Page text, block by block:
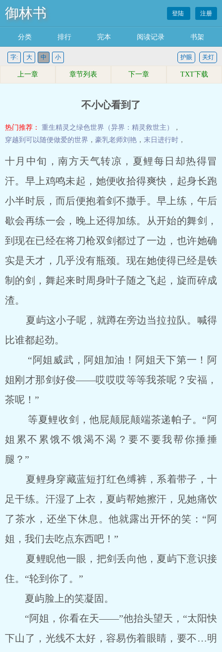
御林书 登陆 注册
分类 排行 完本 阅读记录 书架
字: 大 中 小 关灯
护眼
上一章 章节列表 下一章 TXT下载
不小心看到了
热门推荐： 重生精灵之绿色世界（异界：精灵救世主）
，
穿越到可以随便做爱的世界 ， 豪乳老师刘艳 ， 末日进行时 ，
十月中旬，南方天气转凉，夏鲤每日却热得冒
汗。早上鸡鸣未起，她便收拾得爽快，起身长跑
小半时辰，而后便抱着剑不撒手。早上练，午后
歇会再练一会，晚上还得加练。从开始的舞剑，
到现在已经在将刀枪双剑都过了一边，也许她确
实是天才，几乎没有瓶颈。现在她使得已经是铁
制的剑，舞起来时周身叶子随之飞起，旋而碎成
渣。
夏屿这小子呢，就蹲在旁边当拉拉队。喊得
比谁都起劲。
“阿姐威武，阿姐加油！阿姐天下第一！阿
姐刚才那剑好俊――哎哎哎等等我茶呢？安福，
茶呢！”
等夏鲤收剑，他屁颠屁颠端茶递帕子。“阿
姐累不累饿不饿渴不渴？要不要我帮你捶捶
腿？”
夏鲤身穿藏蓝短打红色缚裤，系着带子，十
足干练。汗湿了上衣，夏屿帮她擦汗，见她痛饮
了茶水，还坐下休息。他就露出开怀的笑：“阿
姐，我们去吃点东西吧！”
夏鲤睨他一眼，把剑丢向他，夏屿下意识接
住。“轮到你了。”
夏屿脸上的笑凝固。
“阿姐，你看在天――”他抬头望天，“太阳快
下山了，光线不太好，容易伤着眼睛，要不…明